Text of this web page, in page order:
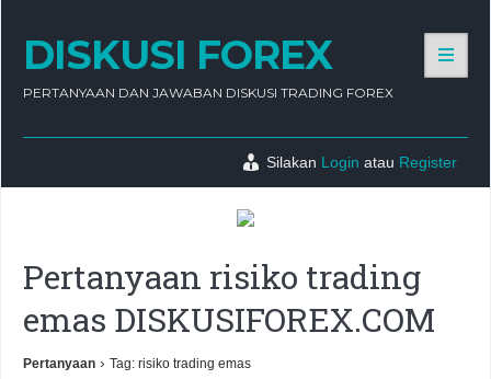
DISKUSI FOREX
PERTANYAAN DAN JAWABAN DISKUSI TRADING FOREX
Silakan Login atau Register
Pertanyaan risiko trading
emas DISKUSIFOREX.COM
Pertanyaan › Tag: risiko trading emas